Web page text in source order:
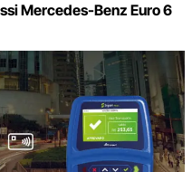
Mercedes-Benz Euro 6